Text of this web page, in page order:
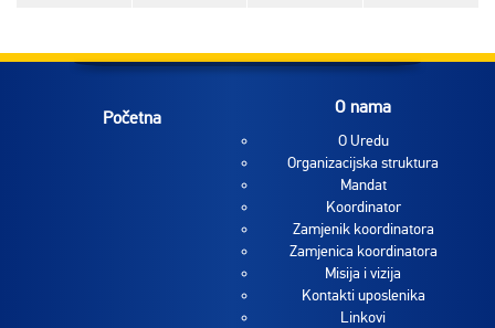
Početna O nama
O Uredu
Organizacijska struktura
Mandat
Koordinator
Zamjenik koordinatora
Zamjenica koordinatora
Misija i vizija
Kontakti uposlenika
Linkovi